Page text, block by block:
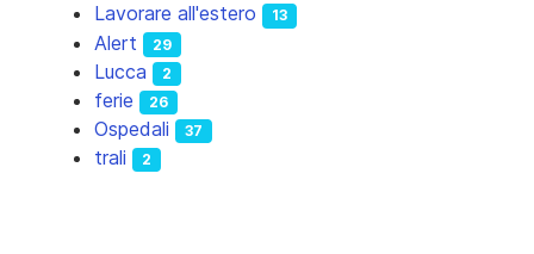
Lavorare all'estero 13
Alert 29
Lucca 2
ferie 26
Ospedali 37
trali 2